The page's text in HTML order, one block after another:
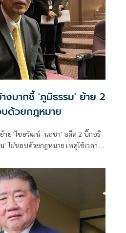
งมากชี้ 'ภูมิธรรม' ย้าย 2
ด้วยกฎหมาย
ย้าย 'ไชยวัฒน์–นฤชา' อดีต 2 บิ๊กอธิ
ไม่ชอบด้วยกฎหมาย เหตุใช้เวลา 4